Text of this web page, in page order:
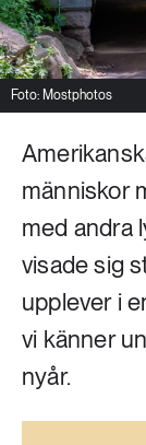
Social
Transport
Vatten
939 ARTIKLAR
Livsstil &
612
Skog
360
Social
189 ARTIKLAR
Foto: Mostphotos
människor
med andra
visade sig
upplever i
vi känner
nyår.